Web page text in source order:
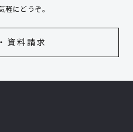
軽にどうぞ。
資料請求